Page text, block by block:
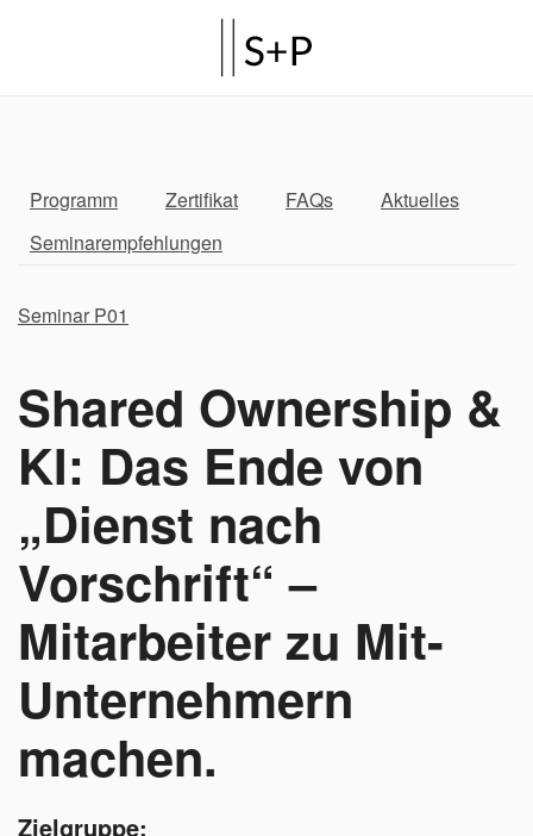
Programm Zertifikat FAQs
Aktuelles
Seminarempfehlungen
Seminar P01
Shared Ownership &
KI: Das Ende von
„Dienst nach
Vorschrift“ –
Mitarbeiter zu Mit-
Unternehmern
machen.
Zielgruppe: